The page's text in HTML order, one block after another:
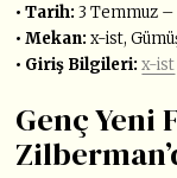
• Tarih: 3 Temmuz –
• Mekan:x-ist,
• Giriş Bilgileri:x-ist
Genç Yeni